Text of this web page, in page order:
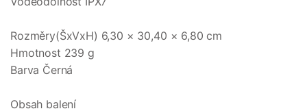
Rozměry(ŠxVxH) 6,30 × 30,40 × 6,80 cm
Hmotnost 239 g
Barva Černá
Obsah balení